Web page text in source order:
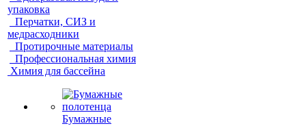
упаковка
Перчатки, СИЗ и
медрасходники
Протирочные материалы
Профессиональная химия
Химия для бассейна
Бумажные